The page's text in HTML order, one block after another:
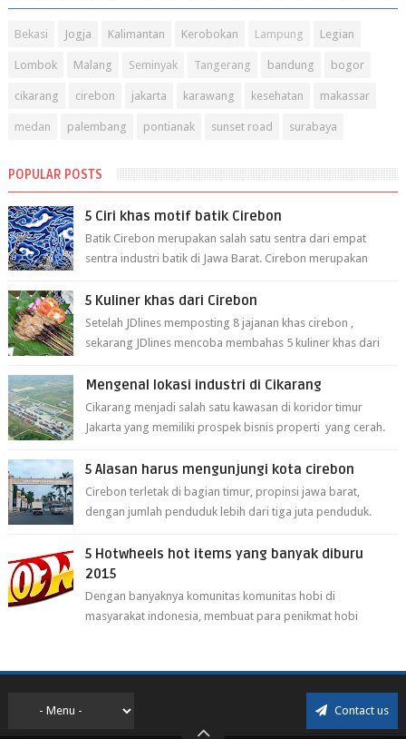
Bekasi Jogja Kalimantan Kerobokan Lampung Legian
Lombok Malang Seminyak Tangerang bandung bogor
cikarang cirebon jakarta karawang kesehatan makassar
medan palembang pontianak sunset road surabaya
POPULAR POSTS
5 Ciri khas motif batik Cirebon
Batik Cirebon merupakan salah satu sentra dari empat
sentra industri batik di Jawa Barat. Cirebon merupakan
5 Kuliner khas dari Cirebon
Setelah JDlines memposting 8 jajanan khas cirebon ,
sekarang JDlines mencoba membahas 5 kuliner khas dari
Mengenal lokasi industri di Cikarang
Cikarang menjadi salah satu kawasan di koridor timur
Jakarta yang memiliki prospek bisnis properti yang cerah.
5 Alasan harus mengunjungi kota cirebon
Cirebon terletak di bagian timur, propinsi jawa barat,
dengan jumlah penduduk lebih dari tiga juta penduduk.
5 Hotwheels hot items yang banyak diburu
2015
Dengan banyaknya komunitas komunitas hobi di
masyarakat indonesia, membuat para penikmat hobi
Contact us